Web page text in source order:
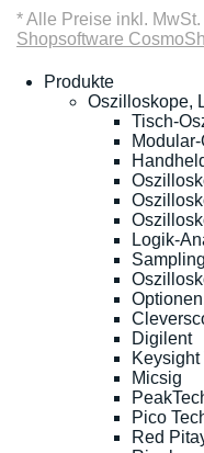
* Alle Preise inkl. MwSt. |
Shopsoftware
Produkte
Oszilloskope,
Tisch-
Logik-
Digilent
Micsig
Pico
Red